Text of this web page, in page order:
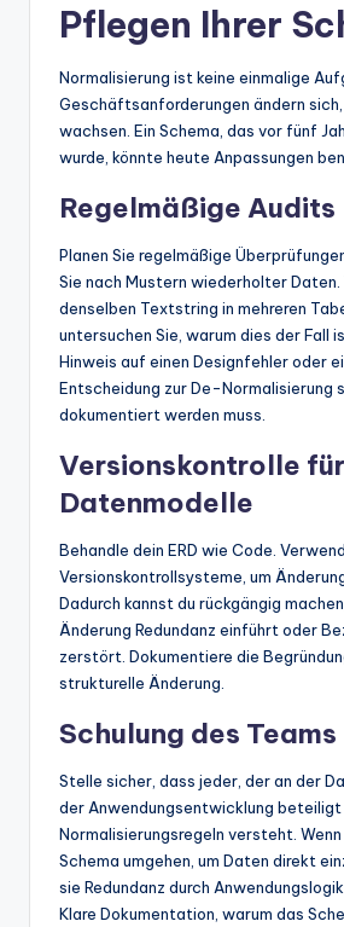
Pflegen Ihrer
Normalisierung ist keine einmalige
Geschäftsanforderungen ändern
wachsen. Ein Schema, das vor fünf
wurde, könnte heute Anpassungen
Regelmäßige Audits
Planen Sie regelmäßige
Sie nach Mustern wiederholter Daten.
denselben Textstring in mehreren
untersuchen Sie, warum dies der Fall
Hinweis auf einen Designfehler oder
Entscheidung zur De-Normalisierung
dokumentiert werden muss.
Versionskontrolle für
Datenmodelle
Behandle dein ERD wie Code.
Versionskontrollsysteme, um
Dadurch kannst du rückgängig
Änderung Redundanz einführt oder
zerstört. Dokumentiere die
strukturelle Änderung.
Schulung des Teams
Stelle sicher, dass jeder, der an der
der Anwendungsentwicklung beteiligt
Normalisierungsregeln versteht.
Schema umgehen, um Daten direkt
sie Redundanz durch
Klare Dokumentation, warum das